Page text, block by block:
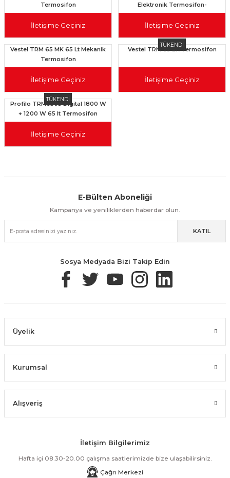
Termosifon
İletişime Geçiniz
Elektronik Termosifon-
20263584
İletişime Geçiniz
Vestel TRM 65 MK 65 Lt Mekanik
Termosifon
İletişime Geçiniz
TÜKENDİ
Vestel TRM 65 EK Termosifon
İletişime Geçiniz
TÜKENDİ
Profilo TRM6505 Digital 1800 W
+ 1200 W 65 lt Termosifon
İletişime Geçiniz
Kolay İade & Değişim Güvenli Alışveriş
Güvenli Paketleme Taksit / Havale İle Alışveriş Kolay İade & Değişim
E-Bülten Aboneliği
Kampanya ve yeniliklerden haberdar olun.
KATIL
Sosya Medyada Bizi Takip Edin
Üyelik
Kurumsal
Alışveriş
İletişim Bilgilerimiz
Hafta içi 08.30-20.00 çalışma saatlerimizde bize ulaşabilirsiniz.
Çağrı Merkezi